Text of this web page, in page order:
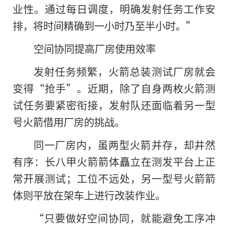
业性。通过每日调度，明确发射任务工作安
排，将时间精确到一小时乃至半小时。”
空间协同提高厂房使用效率
发射任务频繁，火箭总装测试厂房就会
变得“抢手”。近期，除了自身两枚火箭测
试任务要紧密衔接，发射队还面临着另一型
号火箭借用厂房的挑战。
同一厂房内，虽两型火箭并存，却井然
有序：长八甲火箭箭体矗立在测发平台上正
常开展测试；工位不远处，另一型号火箭箭
体则平放在架车上进行改装作业。
“只要做好空间协同，就能避免工序冲